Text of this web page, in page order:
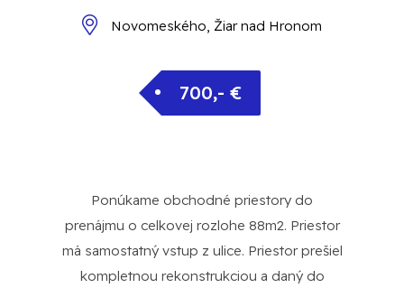
Novomeského, Žiar nad Hronom
700,- €
Ponúkame obchodné priestory do
prenájmu o celkovej rozlohe 88m2. Priestor
má samostatný vstup z ulice. Priestor prešiel
kompletnou rekonstrukciou a daný do